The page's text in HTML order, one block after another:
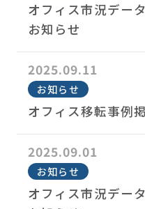
オフィス市況デー
お知らせ
2025.09.11
お知らせ
オフィス移転事例
2025.09.01
お知らせ
オフィス市況デー